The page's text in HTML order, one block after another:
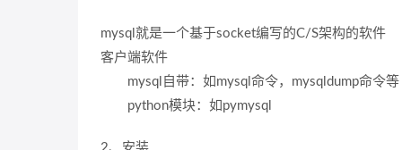
mysql就是一个基于socket编写的C/S架构的软件
客户端软件
mysql自带：如mysql命令，mysqldump命令等
python模块：如pymysql